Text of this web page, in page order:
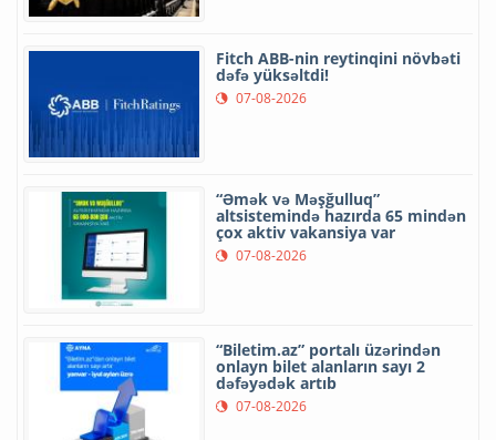
Fitch ABB-nin reytinqini növbəti
dəfə yüksəltdi!
07-08-2026
“Əmək və Məşğulluq”
altsistemində hazırda 65 mindən
çox aktiv vakansiya var
07-08-2026
“Biletim.az” portalı üzərindən
onlayn bilet alanların sayı 2
dəfəyədək artıb
07-08-2026